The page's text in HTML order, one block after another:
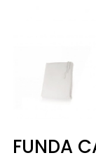
FUNDA